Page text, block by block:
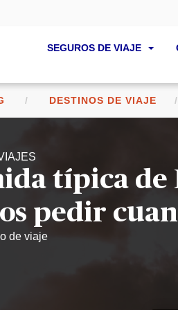
SEGUROS DE VIAJE
DESTINOS DE VIAJE
típica de
pedir
de viaje